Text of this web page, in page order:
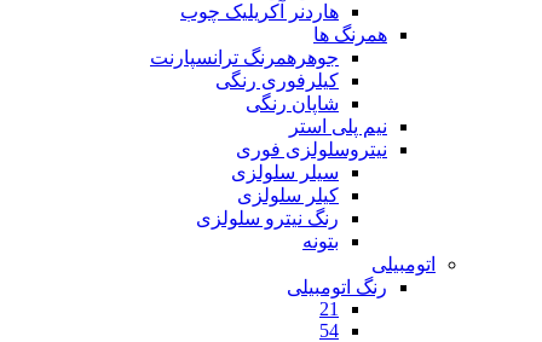
هاردنر آکریلیک چوب
همرنگ ها
جوهرهمرنگ ترانسپارنت
کیلرفوری رنگی
شاپان رنگی
نیم پلی استر
نیتروسلولزی فوری
سیلر سلولزی
کیلر سلولزی
رنگ نیترو سلولزی
بتونه
اتومبیلی
رنگ اتومبیلی
21
54